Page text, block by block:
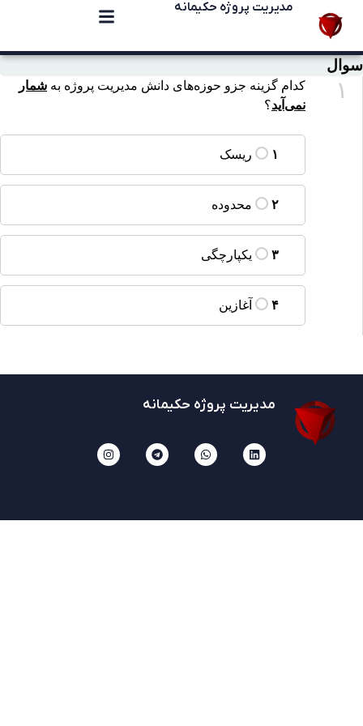
مدیریت پروژه حکیمانه
سوال
۱ کدام گزینه جزو حوزه‌های دانش مدیریت پروژه به شمار
نمی‌آید؟
۱ ریسک
۲ محدوده
۳ یکپارچگی
۴ آغازین
مدیریت پروژه حکیمانه